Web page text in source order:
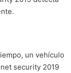
un vehículo
security 2019